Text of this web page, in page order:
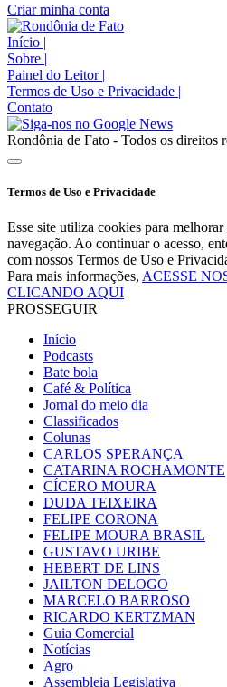
Criar minha conta
Início |
Sobre |
Painel do Leitor |
Termos de Uso e Privacidade |
Contato
Rondônia de Fato - Todos os direitos
Termos de Uso e Privacidade
Esse site utiliza cookies para
navegação. Ao continuar o acesso,
com nossos Termos de Uso e
Para mais informações, ACESSE
CLICANDO AQUI
PROSSEGUIR
Início
Podcasts
Bate bola
Café & Política
Jornal do meio dia
Classificados
Colunas
CARLOS SPERANÇA
CATARINA ROCHAMONTE
CÍCERO MOURA
DUDA TEIXEIRA
FELIPE CORONA
FELIPE MOURA BRASIL
GUSTAVO URIBE
HEBERT DE LINS
JAILTON DELOGO
MARCELO BARROSO
RICARDO KERTZMAN
Guia Comercial
Notícias
Agro
Assembleia Legislativa